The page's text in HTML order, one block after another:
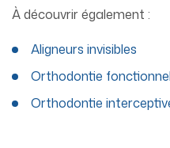
À découvrir également :
Aligneurs invisibles
Orthodontie
Orthodontie